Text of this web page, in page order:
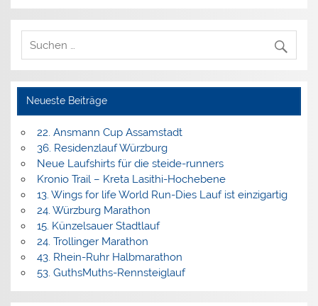
Neueste Beiträge
22. Ansmann Cup Assamstadt
36. Residenzlauf Würzburg
Neue Laufshirts für die steide-runners
Kronio Trail – Kreta Lasithi-Hochebene
13. Wings for life World Run-Dies Lauf ist einzigartig
24. Würzburg Marathon
15. Künzelsauer Stadtlauf
24. Trollinger Marathon
43. Rhein-Ruhr Halbmarathon
53. GuthsMuths-Rennsteiglauf